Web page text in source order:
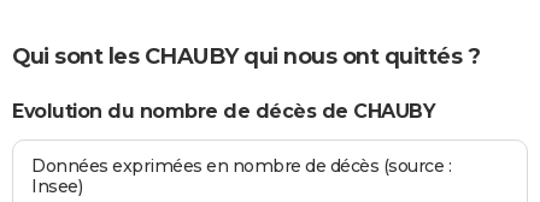
Qui sont les CHAUBY qui nous ont quittés ?
Evolution du nombre de décès de CHAUBY
Données exprimées en nombre de décès (source :
Insee)